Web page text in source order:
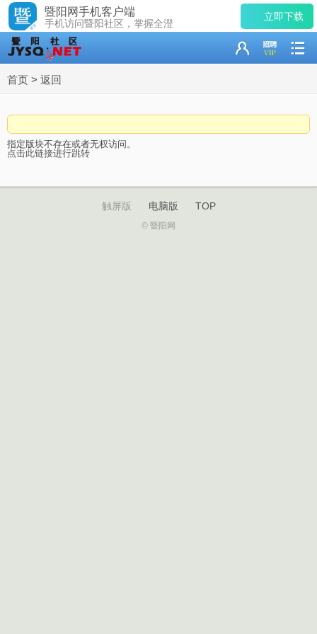
暨阳网手机客户端
手机访问暨阳社区，掌握全澄
立即下载
首页 > 返回
指定版块不存在或者无权访问。
点击此链接进行跳转
触屏版 电脑版 TOP
© 暨阳网